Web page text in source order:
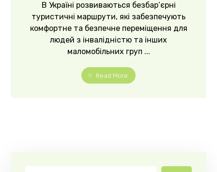
В Україні розвиваються безбар’єрні
туристичні маршрути, які забезпечують
комфортне та безпечне переміщення для
людей з інвалідністю та інших
маломобільних груп ...
Read More